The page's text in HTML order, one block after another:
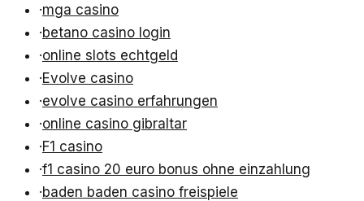
·mga casino
·betano casino login
·online slots echtgeld
·Evolve casino
·evolve casino erfahrungen
·online casino gibraltar
·F1 casino
·f1 casino 20 euro bonus ohne einzahlung
·baden baden casino freispiele